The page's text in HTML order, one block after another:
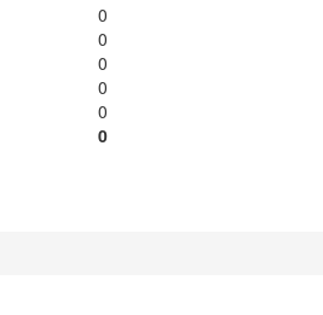
0
0
0
0
0
0